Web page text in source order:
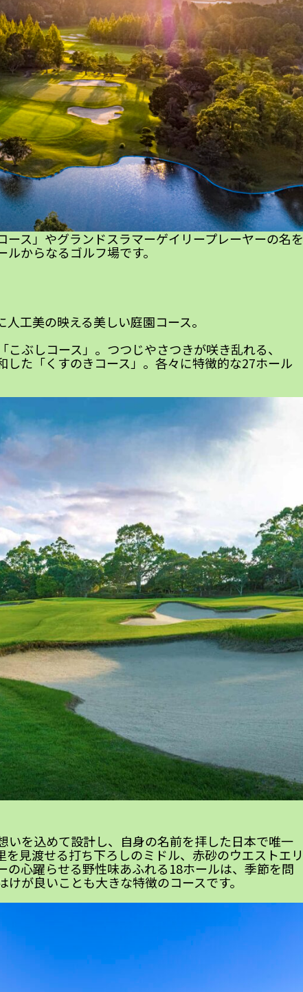
ス」やグランドスラマーゲイリープレーヤーの名を
からなるゴルフ場です。
工美の映える美しい庭園コース。
ぶしコース」。つつじやさつきが咲き乱れる、
た「くすのきコース」。各々に特徴的な27ホール
を込めて設計し、自身の名前を拝した日本で唯一
見渡せる打ち下ろしのミドル、赤砂のウエストエリ
心躍らせる野性味あふれる18ホールは、季節を問
が良いことも大きな特徴のコースです。